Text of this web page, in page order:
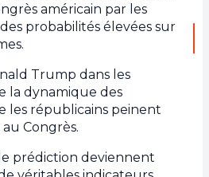
américain par les
probabilités élevées sur
Trump dans les
la dynamique des
les républicains peinent
Congrès.
prédiction deviennent